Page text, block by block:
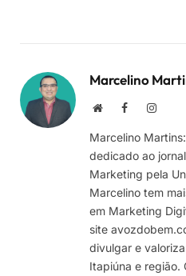
Marcelino
Site Facebook
Marcelino
dedicado ao
Marketing pela
Marcelino tem
em Marketing
site
divulgar e
Itapiúna e região.